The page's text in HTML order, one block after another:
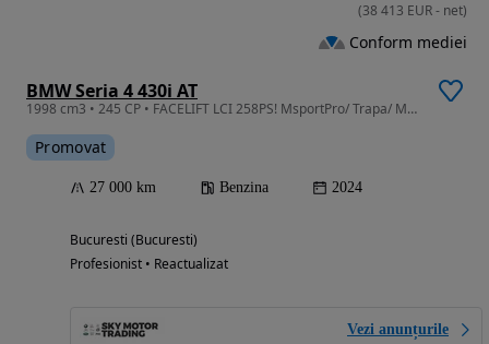
BMW Seria 4 430i AT
1998 cm3 • 245 CP • FACELIFT LCI 258PS! MsportPro/ Trapa/ Mheadl/ MEMORII/ TVA D
Promovat
27 000 km Benzina 2024
Bucuresti (Bucuresti)
Profesionist • Reactualizat
Vezi anunțurile
(38 413 EUR- net)
Conform mediei